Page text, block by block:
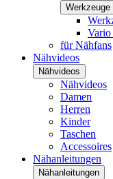
Werkzeuge
Vario
für Nähfans
Nähvideos
Nähvideos
Nähvideos
Damen
Herren
Kinder
Taschen
Accessoires
Nähanleitungen
Nähanleitungen